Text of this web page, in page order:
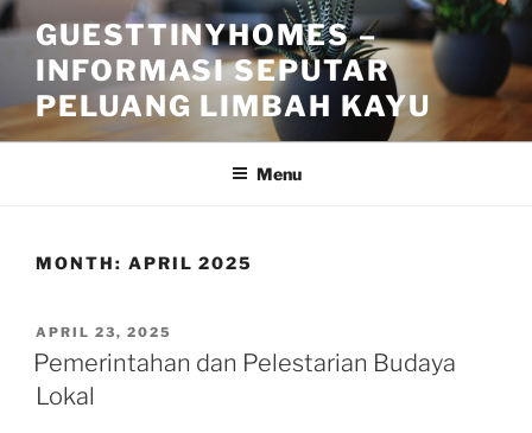
Skip
to
content
GUESTTINYHOMES –
INFORMASI SEPUTAR
PELUANG LIMBAH KAYU
Menu
MONTH: APRIL 2025
POSTED
ON
APRIL 23, 2025
Pemerintahan dan Pelestarian Budaya
Lokal